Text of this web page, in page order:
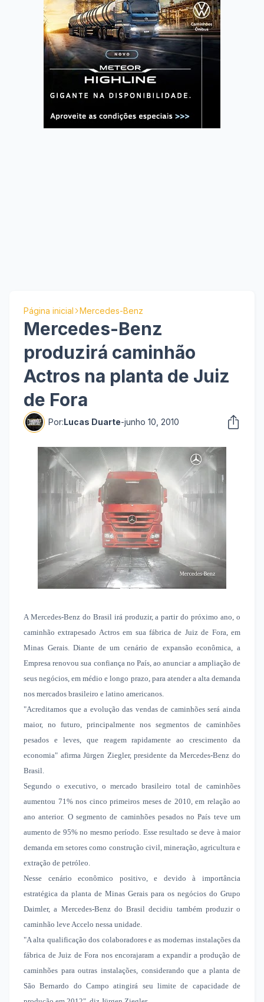
Página inicial Mercedes-Benz
Mercedes-Benz
produzirá caminhão
Actros na planta de Juiz
de Fora
Por:Lucas Duarte-junho 10, 2010
A Mercedes-Benz do Brasil irá produzir, a partir do próximo ano, o
caminhão extrapesado Actros em sua fábrica de Juiz de Fora, em
Minas Gerais. Diante de um cenário de expansão econômica, a
Empresa renovou sua confiança no País, ao anunciar a ampliação de
seus negócios, em médio e longo prazo, para atender a alta demanda
nos mercados brasileiro e latino americanos.
"Acreditamos que a evolução das vendas de caminhões será ainda
maior, no futuro, principalmente nos segmentos de caminhões
pesados e leves, que reagem rapidamente ao crescimento da
economia" afirma Jürgen Ziegler, presidente da Mercedes-Benz do
Brasil.
Segundo o executivo, o mercado brasileiro total de caminhões
aumentou 71% nos cinco primeiros meses de 2010, em relação ao
ano anterior. O segmento de caminhões pesados no País teve um
aumento de 95% no mesmo período. Esse resultado se deve à maior
demanda em setores como construção civil, mineração, agricultura e
extração de petróleo.
Nesse cenário econômico positivo, e devido à importância
estratégica da planta de Minas Gerais para os negócios do Grupo
Daimler, a Mercedes-Benz do Brasil decidiu também produzir o
caminhão leve Accelo nessa unidade.
"A alta qualificação dos colaboradores e as modernas instalações da
fábrica de Juiz de Fora nos encorajaram a expandir a produção de
caminhões para outras instalações, considerando que a planta de
São Bernardo do Campo atingirá seu limite de capacidade de